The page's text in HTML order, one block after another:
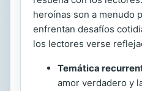
heroínas son a menudo
enfrentan desafíos
los lectores verse
Temática
amor verdadero y